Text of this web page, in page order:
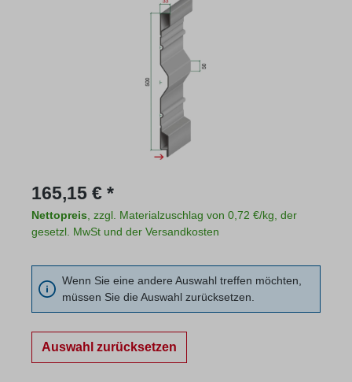
Regulärer Preis:
165,15 € *
Nettopreis , zzgl. Materialzuschlag von 0,72 €/kg, der
gesetzl. MwSt und der Versandkosten
Wenn Sie eine andere Auswahl treffen möchten,
müssen Sie die Auswahl zurücksetzen.
Auswahl zurücksetzen